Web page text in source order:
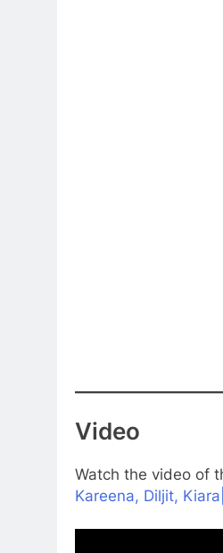
Video
Watch the video of
Kareena, Diljit,